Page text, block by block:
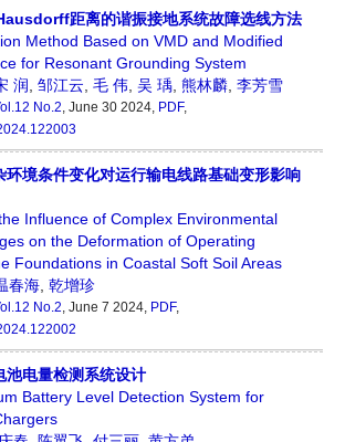
距离的谐振接地系统故障选线方法
Method Based on VMD and Modified
for Resonant Grounding System
润 邹江云 毛 伟 吴 瑀 熊林麟 李芳雪
No.2, June 30 2024, PDF,
环境条件变化对运行输电线路基础变形影响
Influence of Complex Environmental
on the Deformation of Operating
Foundations in Coastal Soft Soil Areas
春海 乾增珍
No.2, June 7 2024, PDF,
池电量检测系统设计
Battery Level Detection System for